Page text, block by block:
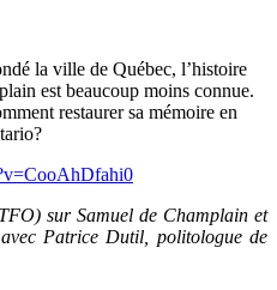
la ville de Québec, l’histoire
est beaucoup moins connue.
restaurer sa mémoire en
sur Samuel de Champlain et
Patrice Dutil, politologue de